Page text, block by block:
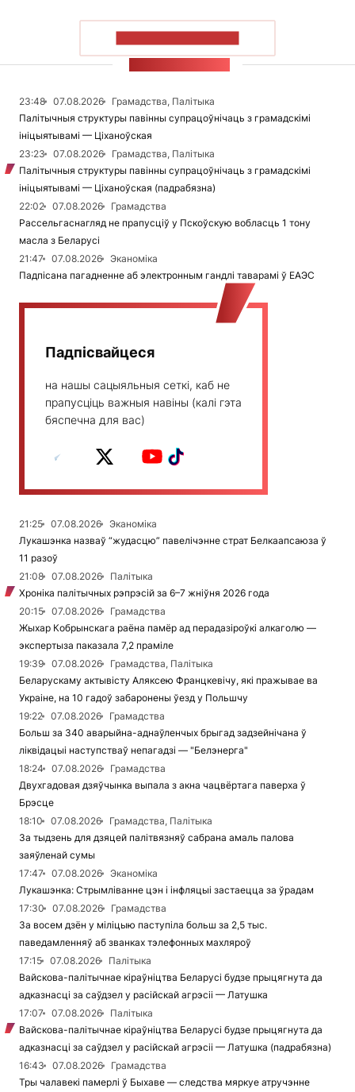
23:48 07.08.2026
Грамадства, Палітыка
Палітычныя структуры павінны супрацоўнічаць з грамадскімі
ініцыятывамі — Ціханоўская
23:23
07.08.2026
Грамадства, Палітыка
Палітычныя структуры павінны супрацоўнічаць з грамадскімі
ініцыятывамі — Ціханоўская (падрабязна)
22:02
07.08.2026
Грамадства
Рассельгаснагляд не прапусціў у Пскоўскую вобласць 1 тону
масла з Беларусі
21:47
07.08.2026
Эканоміка
Падпісана пагадненне аб электронным гандлі таварамі ў ЕАЭС
Падпісвайцеся
на нашы сацыяльныя сеткі, каб не
прапусціць важныя навіны (калі гэта
бяспечна для вас)
21:25 07.08.2026
Эканоміка
Лукашэнка назваў “жудасцю” павелічэнне страт Белкаапсаюза ў
11 разоў
21:08
07.08.2026
Палітыка
Хроніка палітычных рэпрэсій за 6–7 жніўня 2026 года
20:15
07.08.2026
Грамадства
Жыхар Кобрынскага раёна памёр ад перадазіроўкі алкаголю —
экспертыза паказала 7,2 праміле
19:39
07.08.2026
Грамадства, Палітыка
Беларускаму актывісту Аляксею Францкевічу, які пражывае ва
Украіне, на 10 гадоў забаронены ўезд у Польшчу
19:22
07.08.2026
Грамадства
Больш за 340 аварыйна-аднаўленчых брыгад задзейнічана ў
ліквідацыі наступстваў непагадзі — "Белэнерга"
18:24
07.08.2026
Грамадства
Двухгадовая дзяўчынка выпала з акна чацвёртага паверха ў
Брэсце
18:10
07.08.2026
Грамадства, Палітыка
За тыдзень для дзяцей палітвязняў сабрана амаль палова
заяўленай сумы
17:47
07.08.2026
Эканоміка
Лукашэнка: Стрымліванне цэн і інфляцыі застаецца за ўрадам
17:30
07.08.2026
Грамадства
За восем дзён у міліцыю паступіла больш за 2,5 тыс.
паведамленняў аб званках тэлефонных махляроў
17:15
07.08.2026
Палітыка
Вайскова-палітычнае кіраўніцтва Беларусі будзе прыцягнута да
адказнасці за саўдзел у расійскай агрэсіі — Латушка
17:07
07.08.2026
Палітыка
Вайскова-палітычнае кіраўніцтва Беларусі будзе прыцягнута да
адказнасці за саўдзел у расійскай агрэсіі — Латушка (падрабязна)
16:43
07.08.2026
Грамадства
Тры чалавекі памерлі ў Быхаве — следства мяркуе атручэнне